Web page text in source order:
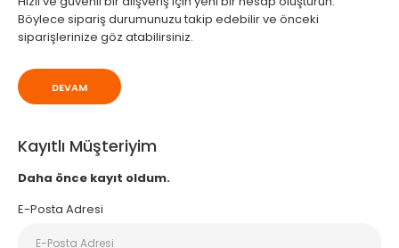
Böylece sipariş durumunuzu takip edebilir ve önceki
siparişlerinize göz atabilirsiniz.
DEVAM
Kayıtlı Müşteriyim
Daha önce kayıt oldum.
E-Posta Adresi